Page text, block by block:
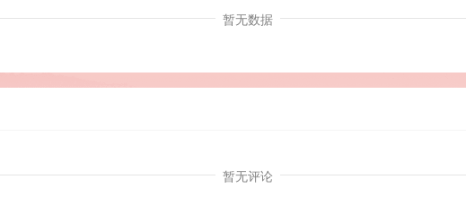
暂无数据
暂无评论